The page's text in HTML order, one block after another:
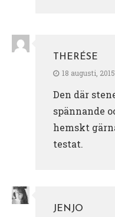
THERÉSE
18 augusti,
Den där
spännande
hemskt
testat.
JENJO